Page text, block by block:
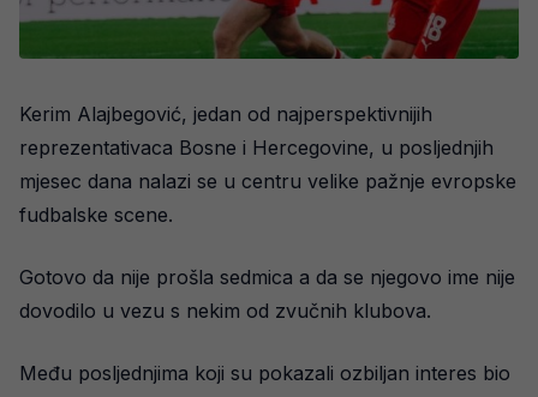
Kerim Alajbegović, jedan od najperspektivnijih
reprezentativaca Bosne i Hercegovine, u posljednjih
mjesec dana nalazi se u centru velike pažnje evropske
fudbalske scene.
Gotovo da nije prošla sedmica a da se njegovo ime nije
dovodilo u vezu s nekim od zvučnih klubova.
Među posljednjima koji su pokazali ozbiljan interes bio